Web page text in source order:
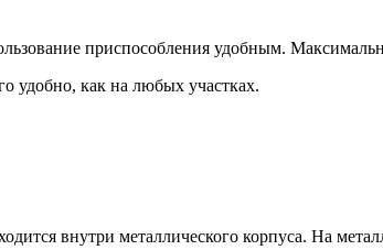
приспособления удобным.
удобно, как на любых участках.
внутри металлического корпуса. На